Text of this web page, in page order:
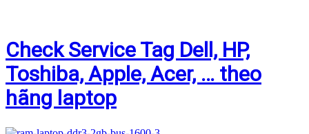
Check Service Tag Dell, HP,
Toshiba, Apple, Acer, … theo
hãng laptop